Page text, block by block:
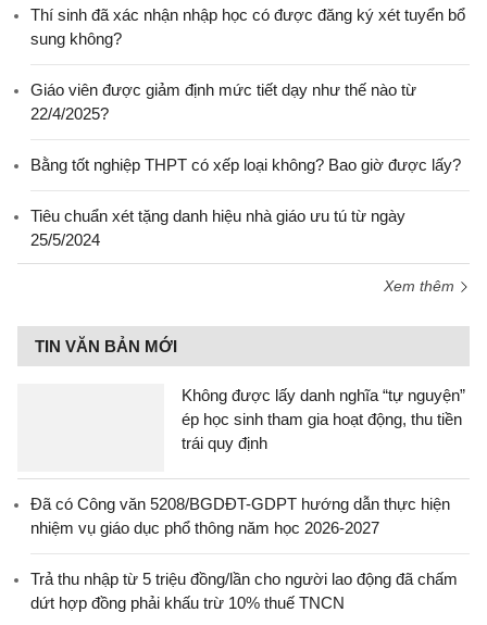
Thí sinh đã xác nhận nhập học có được đăng ký xét tuyển bổ
sung không?
Giáo viên được giảm định mức tiết dạy như thế nào từ
22/4/2025?
Bằng tốt nghiệp THPT có xếp loại không? Bao giờ được lấy?
Tiêu chuẩn xét tặng danh hiệu nhà giáo ưu tú từ ngày
25/5/2024
Xem thêm
TIN VĂN BẢN MỚI
Không được lấy danh nghĩa “tự nguyện”
ép học sinh tham gia hoạt động, thu tiền
trái quy định
Đã có Công văn 5208/BGDĐT-GDPT hướng dẫn thực hiện
nhiệm vụ giáo dục phổ thông năm học 2026-2027
Trả thu nhập từ 5 triệu đồng/lần cho người lao động đã chấm
dứt hợp đồng phải khấu trừ 10% thuế TNCN